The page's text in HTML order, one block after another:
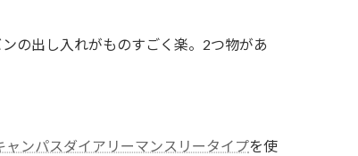
の出し入れがものすごく楽。2つ物があ
ャンパスダイアリーマンスリータイプを使